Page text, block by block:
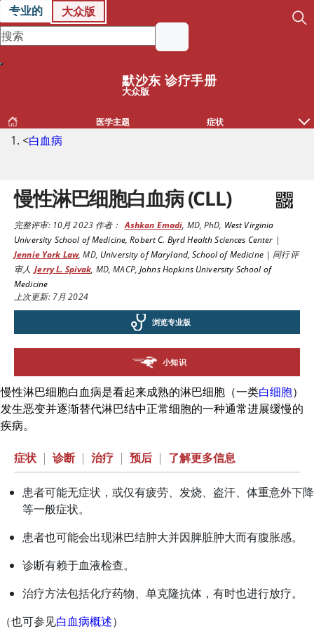
专业的 大众版
默沙东 诊疗手册
大众版
医学主题 症状
<白血病
慢性淋巴细胞白血病 (CLL)
完整评审:10月 2023作者： Ashkan Emadi, MD, PhD, West Virginia
University School of Medicine, Robert C. Byrd Health Sciences Center |
Jennie York Law,MD, University of Maryland, School of Medicine| 同行评
审人 Jerry L. Spivak, MD, MACP,Johns Hopkins University School of
Medicine
上次更新: 7月 2024
浏览专业版
小知识
慢性淋巴细胞白血病是看起来成熟的淋巴细胞（一类白细胞）
发生恶变并逐渐替代淋巴结中正常细胞的一种通常进展缓慢的
疾病。
症状 | 诊断 | 治疗 | 预后 | 了解更多信息
患者可能无症状，或仅有疲劳、发烧、盗汗、体重意外下降
等一般症状。
患者也可能会出现淋巴结肿大并因脾脏肿大而有腹胀感。
诊断有赖于血液检查。
治疗方法包括化疗药物、单克隆抗体，有时也进行放疗。
（也可参见白血病概述）